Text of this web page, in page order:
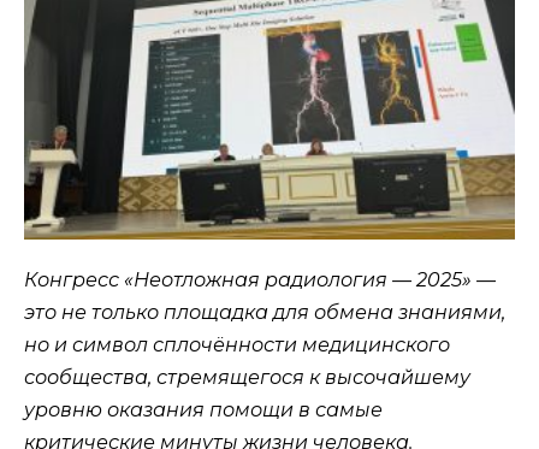
Конгресс «Неотложная радиология — 2025» —
это не только площадка для обмена знаниями,
но и символ сплочённости медицинского
сообщества, стремящегося к высочайшему
уровню оказания помощи в самые
критические минуты жизни человека.